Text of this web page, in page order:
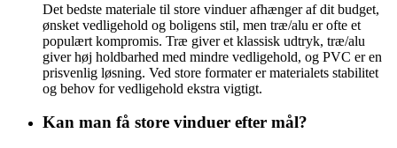
Det bedste materiale til store vinduer afhænger af dit budget,
ønsket vedligehold og boligens stil, men træ/alu er ofte et
populært kompromis. Træ giver et klassisk udtryk, træ/alu
giver høj holdbarhed med mindre vedligehold, og PVC er en
prisvenlig løsning. Ved store formater er materialets stabilitet
og behov for vedligehold ekstra vigtigt.
Kan man få store vinduer efter mål?